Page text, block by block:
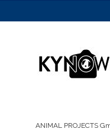
ANIMAL PROJECTS